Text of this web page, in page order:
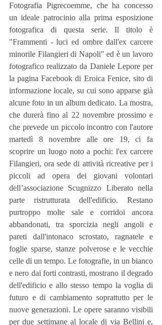
Fotografia Pigrecoemme, che ha concesso
un ideale patrocinio alla prima esposizione
fotografica di questa serie. Il titolo è
"Frammenti - luci ed ombre dall'ex carcere
minorile Filangieri di Napoli" ed è un lavoro
fotografico realizzato da Daniele Lepore per
la pagina Facebook di Eroica Fenice, sito di
informazione locale, su cui sono apparse già
alcune foto in un album dedicato. La mostra,
che durerà fino al 22 novembre prossimo e
che prevede un piccolo incontro con l'autore
martedì 8 novembre alle ore 19, ci fa
scoprire un luogo noto a pochi: l'ex carcere
Filangieri, ora sede di attività ricreative per i
piccoli ad opera dei giovani volontari
dell’associazione Scugnizzo Liberato nella
parte ristrutturata dell'edificio. Restano
purtroppo molte sale e corridoi ancora
abbandonati, tra sporcizia negli angoli e
pareti dall'intonaco scrostato, ragnatele e
foglie sparse, stanze polverose e le vecchie
celle di un tempo. Le fotografie, in un bianco
e nero dai forti contrasti, mostrano il degrado
dell'edificio e allo stesso tempo la voglia di
futuro e di cambiamento soprattutto per le
nuove generazioni. Le opere saranno visibili
per due settimane al locale di via Bellini e,